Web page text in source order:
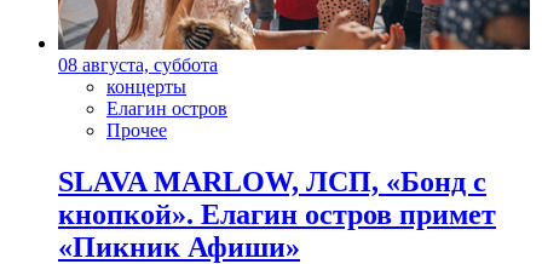
08 августа, суббота
концерты
Елагин остров
Прочее
SLAVA MARLOW, ЛСП, «Бонд с
кнопкой». Елагин остров примет
«Пикник Афиши»